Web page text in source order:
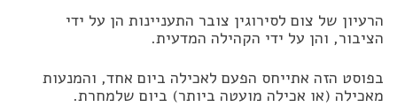
הרעיון של צום לסירוגין צובר התעניינות הן על ידי
הציבור, והן על ידי הקהילה המדעית.
בפוסט הזה אתייחס הפעם לאכילה ביום אחד, והמנעות
מאכילה (או אכילה מועטה ביותר) ביום שלמחרת.